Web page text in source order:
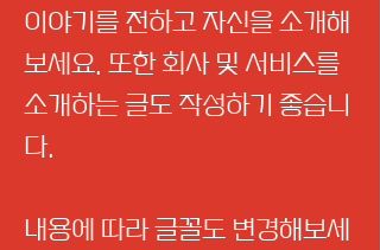
이야기를 전하고 자신을 소개해
보세요. 또한 회사 및 서비스를
소개하는 글도 작성하기 좋습니
다.
내용에 따라 글꼴도 변경해보세